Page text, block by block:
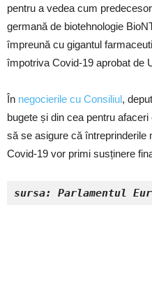
pentru a vedea cum
germană de biotehnologie
împreună cu gigantul
împotriva Covid-19 aprobat de
În negocierile cu Consiliul,
bugete și din cea pentru
să se asigure că întreprinderile
Covid-19 vor primi susținere
sursa: Parlamentul